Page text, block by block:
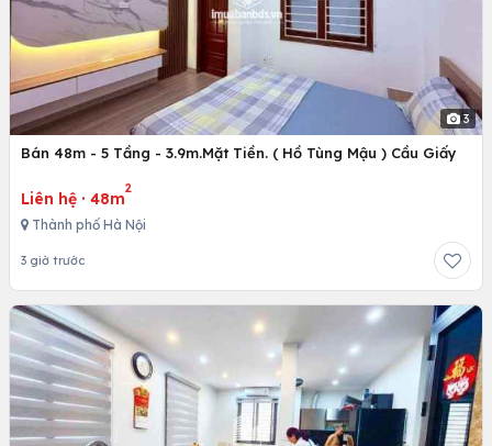
3
Bán 48m - 5 Tầng - 3.9m.Mặt Tiền. ( Hồ Tùng Mậu ) Cầu Giấy
Liên hệ · 48m
2
Thành phố Hà Nội
3 giờ trước